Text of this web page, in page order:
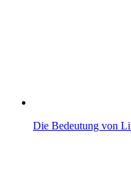
Die Bedeutung von